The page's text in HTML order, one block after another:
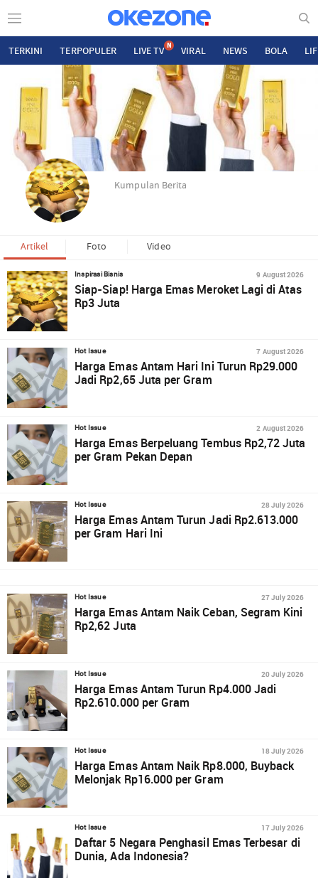
TERKINI TERPOPULER LIVE TV N VIRAL NEWS BOLA
Kumpulan Berita
Artikel Foto Video
Inspirasi Bisnis 9 August 2026
Siap-Siap! Harga Emas Meroket Lagi di Atas
Rp3 Juta
Hot Issue 7 August 2026
Harga Emas Antam Hari Ini Turun Rp29.000
Jadi Rp2,65 Juta per Gram
Hot Issue 2 August 2026
Harga Emas Berpeluang Tembus Rp2,72 Juta
per Gram Pekan Depan
Hot Issue 28 July 2026
Harga Emas Antam Turun Jadi Rp2.613.000
per Gram Hari Ini
Hot Issue 27 July 2026
Harga Emas Antam Naik Ceban, Segram Kini
Rp2,62 Juta
Hot Issue 20 July 2026
Harga Emas Antam Turun Rp4.000 Jadi
Rp2.610.000 per Gram
Hot Issue 18 July 2026
Harga Emas Antam Naik Rp8.000, Buyback
Melonjak Rp16.000 per Gram
Hot Issue 17 July 2026
Daftar 5 Negara Penghasil Emas Terbesar di
Dunia, Ada Indonesia?